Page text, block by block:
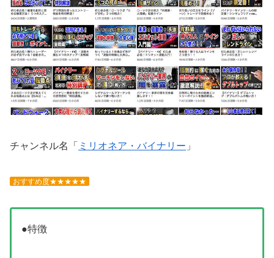
チャンネル名「 ミリオネア・バイナリー 」
おすすめ度★★★★★
●特徴